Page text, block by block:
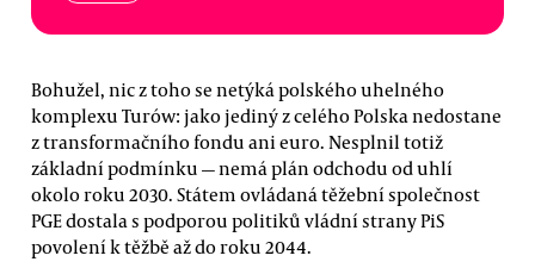
Bohužel, nic z toho se netýká polského uhelného
komplexu Turów: jako jediný z celého Polska nedostane
z transformačního fondu ani euro. Nesplnil totiž
základní podmínku — nemá plán odchodu od uhlí
okolo roku 2030. Státem ovládaná těžební společnost
PGE dostala s podporou politiků vládní strany PiS
povolení k těžbě až do roku 2044.